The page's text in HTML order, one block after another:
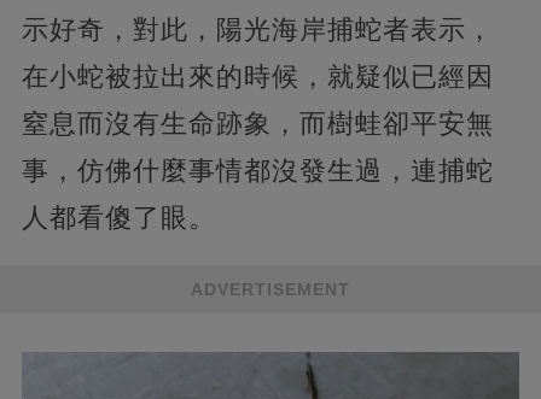
示好奇，對此，陽光海岸捕蛇者表示，
在小蛇被拉出來的時候，就疑似已經因
窒息而沒有生命跡象，而樹蛙卻平安無
事，仿佛什麼事情都沒發生過，連捕蛇
人都看傻了眼。
ADVERTISEMENT